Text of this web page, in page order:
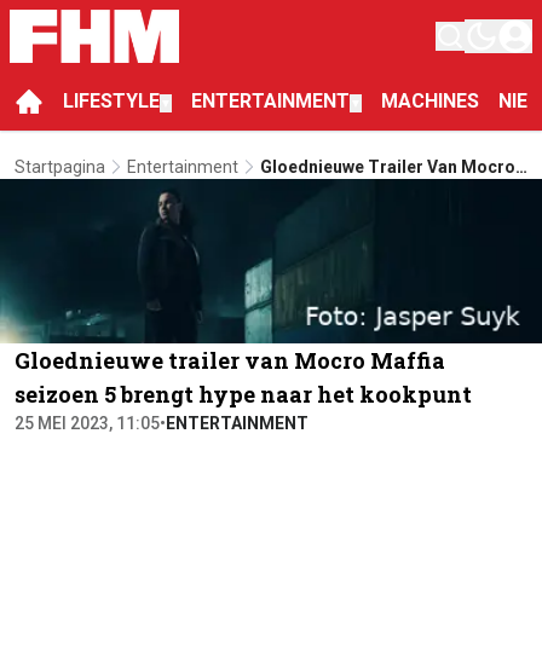
LIFESTYLE ENTERTAINMENT MACHINES
Startpagina Entertainment
Gloednieuwe Trailer Van Mocro
Naar Het Kookpunt
Gloednieuwe trailer van Mocro Maffia
seizoen 5 brengt hype naar het kookpunt
25 MEI 2023, 11:05• ENTERTAINMENT